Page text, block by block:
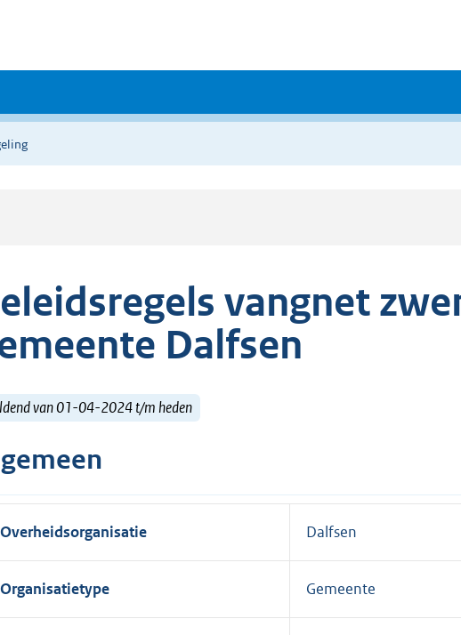
vangnet
Dalfsen
van 01-04-2024 t/m heden
Overheidsorganisatie Dalfsen
Organisatietype Gemeente